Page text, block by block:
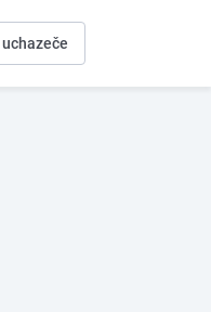
uchazeče